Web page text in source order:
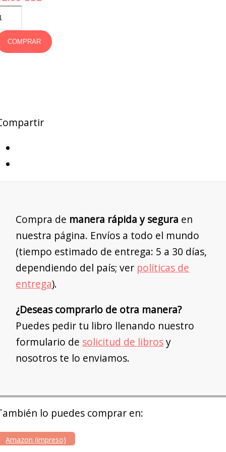
COMPRAR
Compra de manera rápida y segura en
nuestra página. Envíos a todo el mundo
(tiempo estimado de entrega: 5 a 30 días,
dependiendo del país; ver políticas de
entrega).
¿Deseas comprarlo de otra manera?
Puedes pedir tu libro llenando nuestro
formulario de solicitud de librosy
nosotros te lo enviamos.
lo puedes comprar en:
Amazon (impreso)